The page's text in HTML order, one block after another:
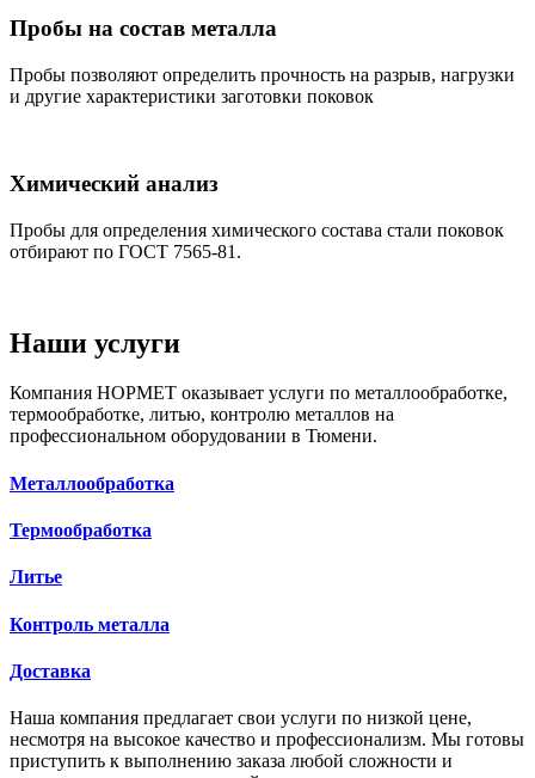
Пробы на состав металла
Пробы позволяют определить прочность на разрыв, нагрузки
и другие характеристики заготовки поковок
Химический анализ
Пробы для определения химического состава стали поковок
отбирают по ГОСТ 7565-81.
Наши услуги
Компания НОРМЕТ оказывает услуги по металлообработке,
термообработке, литью, контролю металлов на
профессиональном оборудовании в Тюмени.
Металлообработка
Термообработка
Литье
Контроль металла
Доставка
Наша компания предлагает свои услуги по низкой цене,
несмотря на высокое качество и профессионализм. Мы готовы
приступить к выполнению заказа любой сложности и